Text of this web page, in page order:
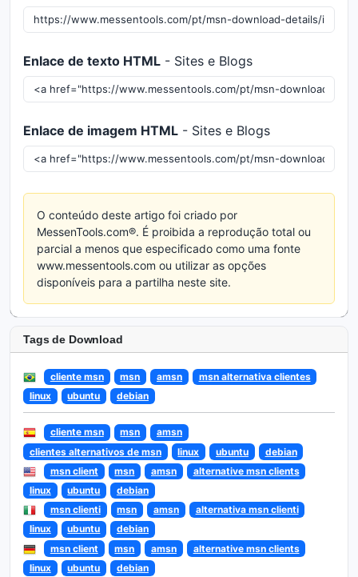
Enlace de texto HTML - Sites e Blogs
Enlace de imagem HTML - Sites e Blogs
O conteúdo deste artigo foi criado por
MessenTools.com®. É proibida a reprodução total ou
parcial a menos que especificado como uma fonte
www.messentools.com ou utilizar as opções
disponíveis para a partilha neste site.
Tags de Download
cliente msn msn amsn
msn alternativa clientes
linux
ubuntu debian
cliente msn msn
amsn
clientes alternativos de msn
linux ubuntu
debian
msn client
msn amsn
alternative msn clients
linux
ubuntu
debian
msn clienti
msn amsn
alternativa msn clienti
linux
ubuntu
debian
msn client
msn amsn
alternative msn clients
linux
ubuntu
debian